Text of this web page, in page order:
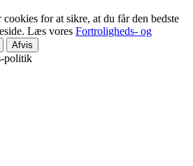
for at sikre, at du får den bedste
Læs vores Fortroligheds- og
Afvis
politik